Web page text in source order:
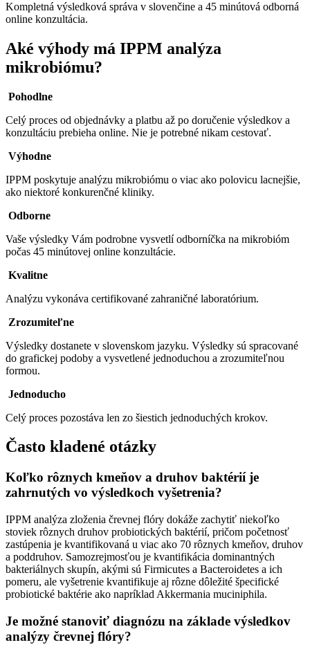
Kompletná výsledková správa v slovenčine a 45 minútová odborná
online konzultácia.
Aké výhody má IPPM analýza
mikrobiómu?
Pohodlne
Celý proces od objednávky a platbu až po doručenie výsledkov a
konzultáciu prebieha online. Nie je potrebné nikam cestovať.
Výhodne
IPPM poskytuje analýzu mikrobiómu o viac ako polovicu lacnejšie,
ako niektoré konkurenčné kliniky.
Odborne
Vaše výsledky Vám podrobne vysvetlí odborníčka na mikrobióm
počas 45 minútovej online konzultácie.
Kvalitne
Analýzu vykonáva certifikované zahraničné laboratórium.
Zrozumiteľne
Výsledky dostanete v slovenskom jazyku. Výsledky sú spracované
do grafickej podoby a vysvetlené jednoduchou a zrozumiteľnou
formou.
Jednoducho
Celý proces pozostáva len zo šiestich jednoduchých krokov.
Často kladené otázky
Koľko rôznych kmeňov a druhov baktérií je
zahrnutých vo výsledkoch vyšetrenia?
IPPM analýza zloženia črevnej flóry dokáže zachytiť niekoľko
stoviek rôznych druhov probiotických baktérií, pričom početnosť
zastúpenia je kvantifikovaná u viac ako 70 rôznych kmeňov, druhov
a poddruhov. Samozrejmosťou je kvantifikácia dominantných
bakteriálnych skupín, akými sú Firmicutes a Bacteroidetes a ich
pomeru, ale vyšetrenie kvantifikuje aj rôzne dôležité špecifické
probiotické baktérie ako napríklad Akkermania muciniphila.
Je možné stanoviť diagnózu na základe výsledkov
analýzy črevnej flóry?